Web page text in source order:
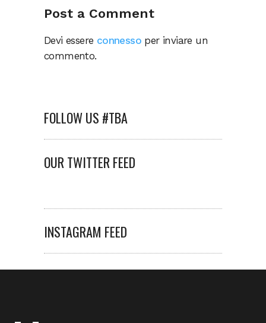
Post a Comment
Devi essere connesso per inviare un
commento.
FOLLOW US #TBA
OUR TWITTER FEED
INSTAGRAM FEED